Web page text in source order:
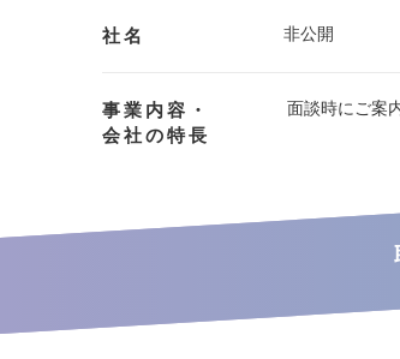
社名 非公開
事業内容・
会社の特長
面談時にご案